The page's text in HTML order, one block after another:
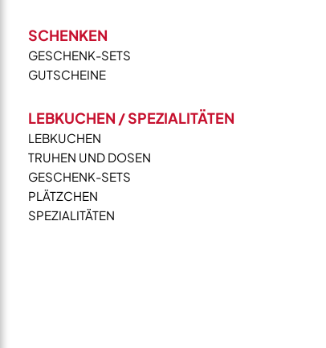
SCHENKEN
GESCHENK-SETS
GUTSCHEINE
LEBKUCHEN / SPEZIALITÄTEN
LEBKUCHEN
TRUHEN UND DOSEN
GESCHENK-SETS
PLÄTZCHEN
SPEZIALITÄTEN